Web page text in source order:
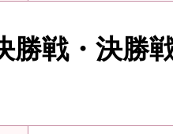
戦・決勝